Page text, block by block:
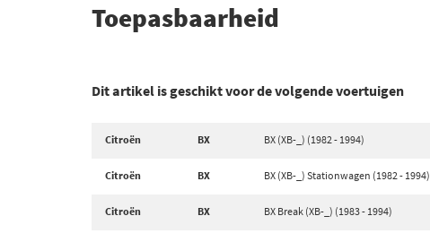
Toepasbaarheid
Dit artikel is geschikt voor de volgende voertuigen
Citroën BX BX (XB-_) (1982 - 1994)
Citroën BX BX (XB-_) Stationwagen (1982 - 1994)
Citroën BX BX Break (XB-_) (1983 - 1994)